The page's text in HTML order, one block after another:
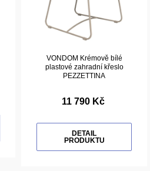
VONDOM Krémově bílé
plastové zahradní křeslo
PEZZETTINA
11 790 Kč
DETAIL
PRODUKTU